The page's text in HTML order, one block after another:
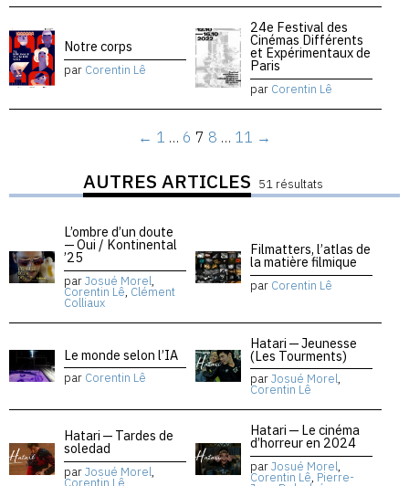
Notre corps
par Corentin Lê
24e Festival des
Cinémas Différents
et Expérimentaux de
Paris
par Corentin Lê
← 1 … 6 7 8 … 11 →
AUTRES ARTICLES 51 résultats
L’ombre d’un doute
— Oui / Kontinental
’25
parJosué Morel,
Corentin Lê, Clément
Colliaux
Filmatters, l’atlas de
la matière filmique
par Corentin Lê
Le monde selon l’IA
par Corentin Lê
Hatari — Jeunesse
(Les Tourments)
parJosué Morel,
Corentin Lê
Hatari — Tardes de
soledad
parJosué Morel,
Corentin Lê
Hatari — Le cinéma
d’horreur en 2024
parJosué Morel,
Corentin Lê, Pierre-